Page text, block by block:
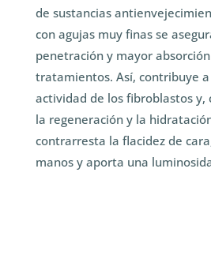
de sustancias
con agujas muy finas se
penetración y mayor
tratamientos. Así, contribuye
actividad de los fibroblastos y,
la regeneración y la
contrarresta la flacidez de
manos y aporta una